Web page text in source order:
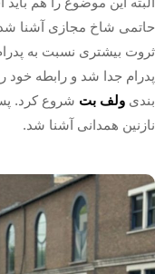
حاتمی شاخ مجازی آشنا شد
ثروت بیشتری نسبت به
پدرام جدا شد و رابطه خود
بندی ولف بت شروع کرد.
نازنین همدانی آشنا شد.